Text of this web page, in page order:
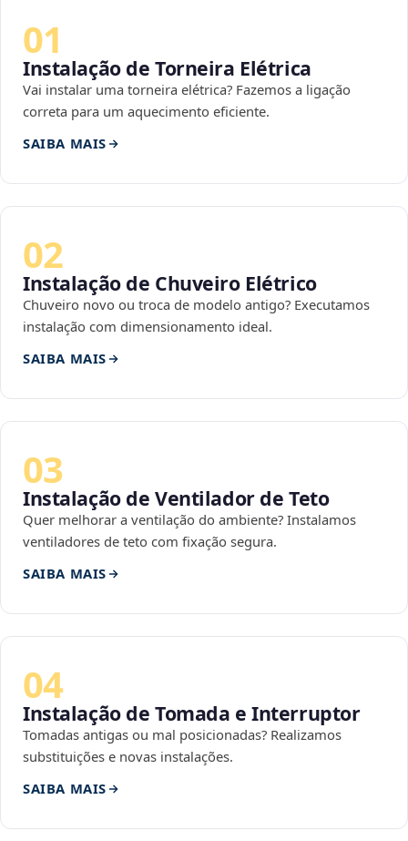
01
Instalação de Torneira Elétrica
Vai instalar uma torneira elétrica? Fazemos a ligação
correta para um aquecimento eficiente.
SAIBA MAIS
02
Instalação de Chuveiro Elétrico
Chuveiro novo ou troca de modelo antigo? Executamos
instalação com dimensionamento ideal.
SAIBA MAIS
03
Instalação de Ventilador de Teto
Quer melhorar a ventilação do ambiente? Instalamos
ventiladores de teto com fixação segura.
SAIBA MAIS
04
Instalação de Tomada e Interruptor
Tomadas antigas ou mal posicionadas? Realizamos
substituições e novas instalações.
SAIBA MAIS